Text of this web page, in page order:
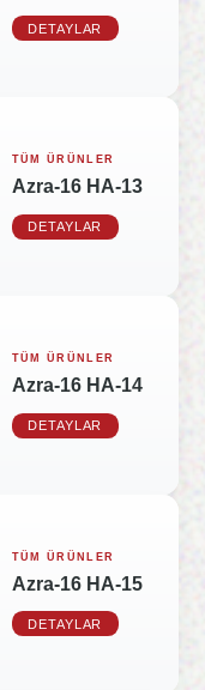
DETAYLAR
TÜM ÜRÜNLER
Azra-16 HA-13
DETAYLAR
TÜM ÜRÜNLER
Azra-16 HA-14
DETAYLAR
TÜM ÜRÜNLER
Azra-16 HA-15
DETAYLAR